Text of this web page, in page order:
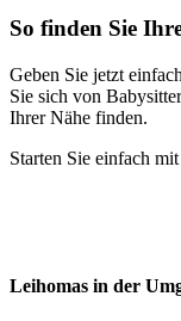
So finden Sie
Geben Sie jetzt
Sie sich von
Ihrer Nähe finden.
Starten Sie einfach
Leihomas in der